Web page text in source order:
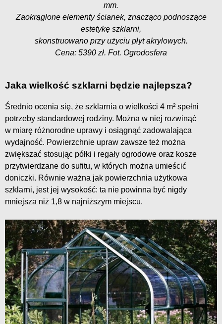
mm.
Zaokrąglone elementy ścianek, znacząco podnoszące
estetykę szklarni,
skonstruowano przy użyciu płyt akrylowych.
Cena: 5390 zł. Fot. Ogrodosfera
Jaka wielkość szklarni będzie najlepsza?
Średnio ocenia się, że szklarnia o wielkości 4 m² spełni
potrzeby standardowej rodziny. Można w niej rozwinąć
w miarę różnorodne uprawy i osiągnąć zadowalająca
wydajność. Powierzchnie upraw zawsze też można
zwiększać stosując półki i regały ogrodowe oraz kosze
przytwierdzane do sufitu, w których można umieścić
doniczki. Równie ważna jak powierzchnia użytkowa
szklarni, jest jej wysokość: ta nie powinna być nigdy
mniejsza niż 1,8 w najniższym miejscu.